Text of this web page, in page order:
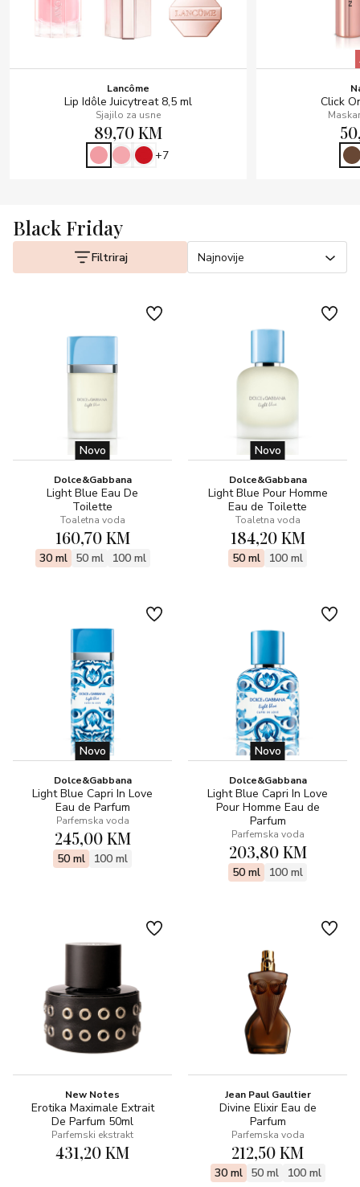
Lancôme
Lip Idôle Juicytreat 8,5 ml
Sjajilo za usne
89,70 KM
+7
Click
Black Friday
Filtriraj Najnovije
Novo
Dolce&Gabbana
Light Blue Eau De
Toilette
Toaletna voda
160,70 KM
30 ml 50 ml 100 ml
Novo
Dolce&Gabbana
Light Blue Pour Homme
Eau de Toilette
Toaletna voda
184,20 KM
50 ml 100 ml
Novo
Dolce&Gabbana
Light Blue Capri In Love
Eau de Parfum
Parfemska voda
245,00 KM
50 ml 100 ml
Novo
Dolce&Gabbana
Light Blue Capri In Love
Pour Homme Eau de
Parfum
Parfemska voda
203,80 KM
50 ml 100 ml
New Notes
Erotika Maximale Extrait
De Parfum 50ml
Parfemski ekstrakt
431,20 KM
Jean Paul Gaultier
Divine Elixir Eau de
Parfum
Parfemska voda
212,50 KM
30 ml 50 ml 100 ml